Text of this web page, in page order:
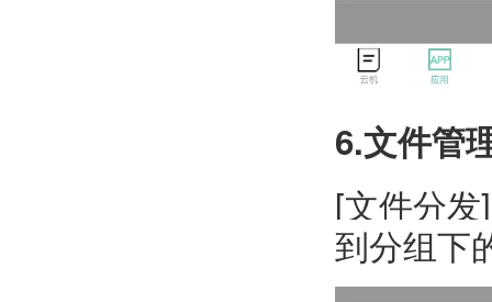
6.文件管
[文件分
到分组下